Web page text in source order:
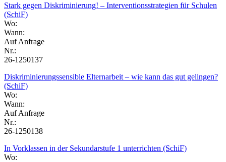
Stark gegen Diskriminierung! – Interventionsstrategien für Schulen
(SchiF)
Wo:
Wann:
Auf Anfrage
Nr.:
26-1250137
Diskriminierungssensible Elternarbeit – wie kann das gut gelingen?
(SchiF)
Wo:
Wann:
Auf Anfrage
Nr.:
26-1250138
In Vorklassen in der Sekundarstufe 1 unterrichten (SchiF)
Wo: